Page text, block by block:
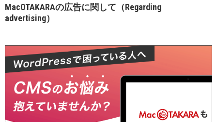
MacOTAKARAの広告に関して（Regarding
advertising）